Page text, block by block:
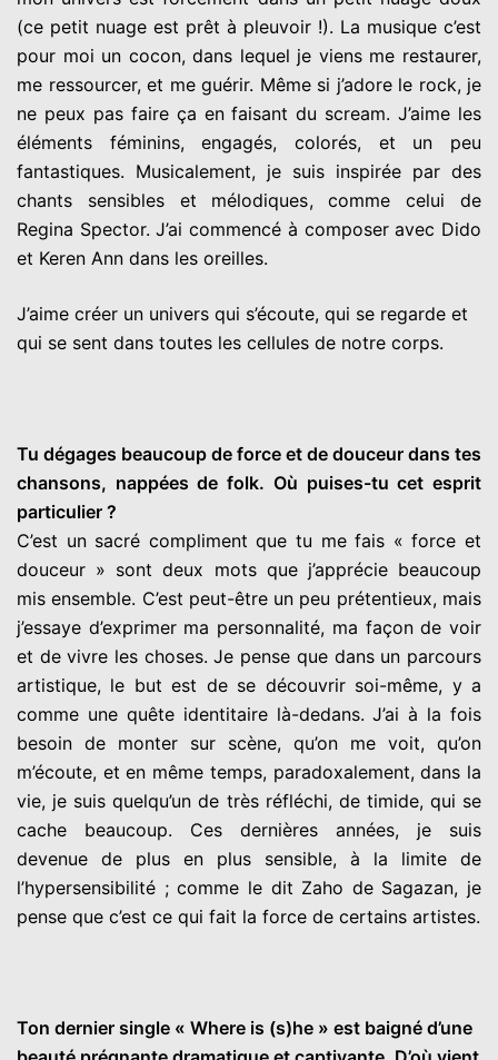
(ce petit nuage est prêt à pleuvoir !). La musique c’est
pour moi un cocon, dans lequel je viens me restaurer,
me ressourcer, et me guérir. Même si j’adore le rock, je
ne peux pas faire ça en faisant du scream. J’aime les
éléments féminins, engagés, colorés, et un peu
fantastiques. Musicalement, je suis inspirée par des
chants sensibles et mélodiques, comme celui de
Regina Spector. J’ai commencé à composer avec Dido
et Keren Ann dans les oreilles.
J’aime créer un univers qui s’écoute, qui se regarde et
qui se sent dans toutes les cellules de notre corps.
Tu dégages beaucoup de force et de douceur dans tes
chansons, nappées de folk. Où puises-tu cet esprit
particulier ?
C’est un sacré compliment que tu me fais « force et
douceur » sont deux mots que j’apprécie beaucoup
mis ensemble. C’est peut-être un peu prétentieux, mais
j’essaye d’exprimer ma personnalité, ma façon de voir
et de vivre les choses. Je pense que dans un parcours
artistique, le but est de se découvrir soi-même, y a
comme une quête identitaire là-dedans. J’ai à la fois
besoin de monter sur scène, qu’on me voit, qu’on
m’écoute, et en même temps, paradoxalement, dans la
vie, je suis quelqu’un de très réfléchi, de timide, qui se
cache beaucoup. Ces dernières années, je suis
devenue de plus en plus sensible, à la limite de
l’hypersensibilité ; comme le dit Zaho de Sagazan, je
pense que c’est ce qui fait la force de certains artistes.
Ton dernier single « Where is (s)he » est baigné d’une